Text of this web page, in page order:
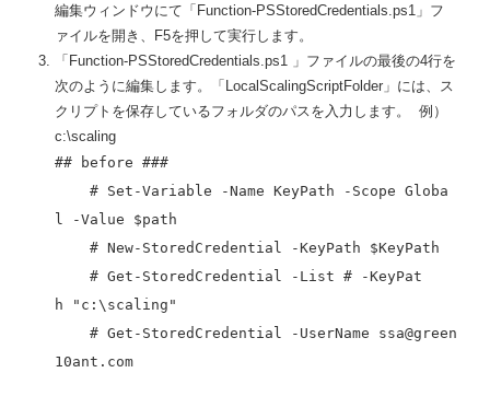
編集ウィンドウにて「Function-PSStoredCredentials.ps1」フ
ァイルを開き、F5を押して実行します。
「Function-PSStoredCredentials.ps1 」ファイルの最後の4行を
次のように編集します。「LocalScalingScriptFolder」には、ス
クリプトを保存しているフォルダのパスを入力します。 例）
c:\scaling
## before ###
# Set-Variable -Name KeyPath -Scope Globa
l -Value $path
# New-StoredCredential -KeyPath $KeyPath
# Get-StoredCredential -List # -KeyPat
h "c:\scaling"
# Get-StoredCredential -UserName ssa@green
10ant.com